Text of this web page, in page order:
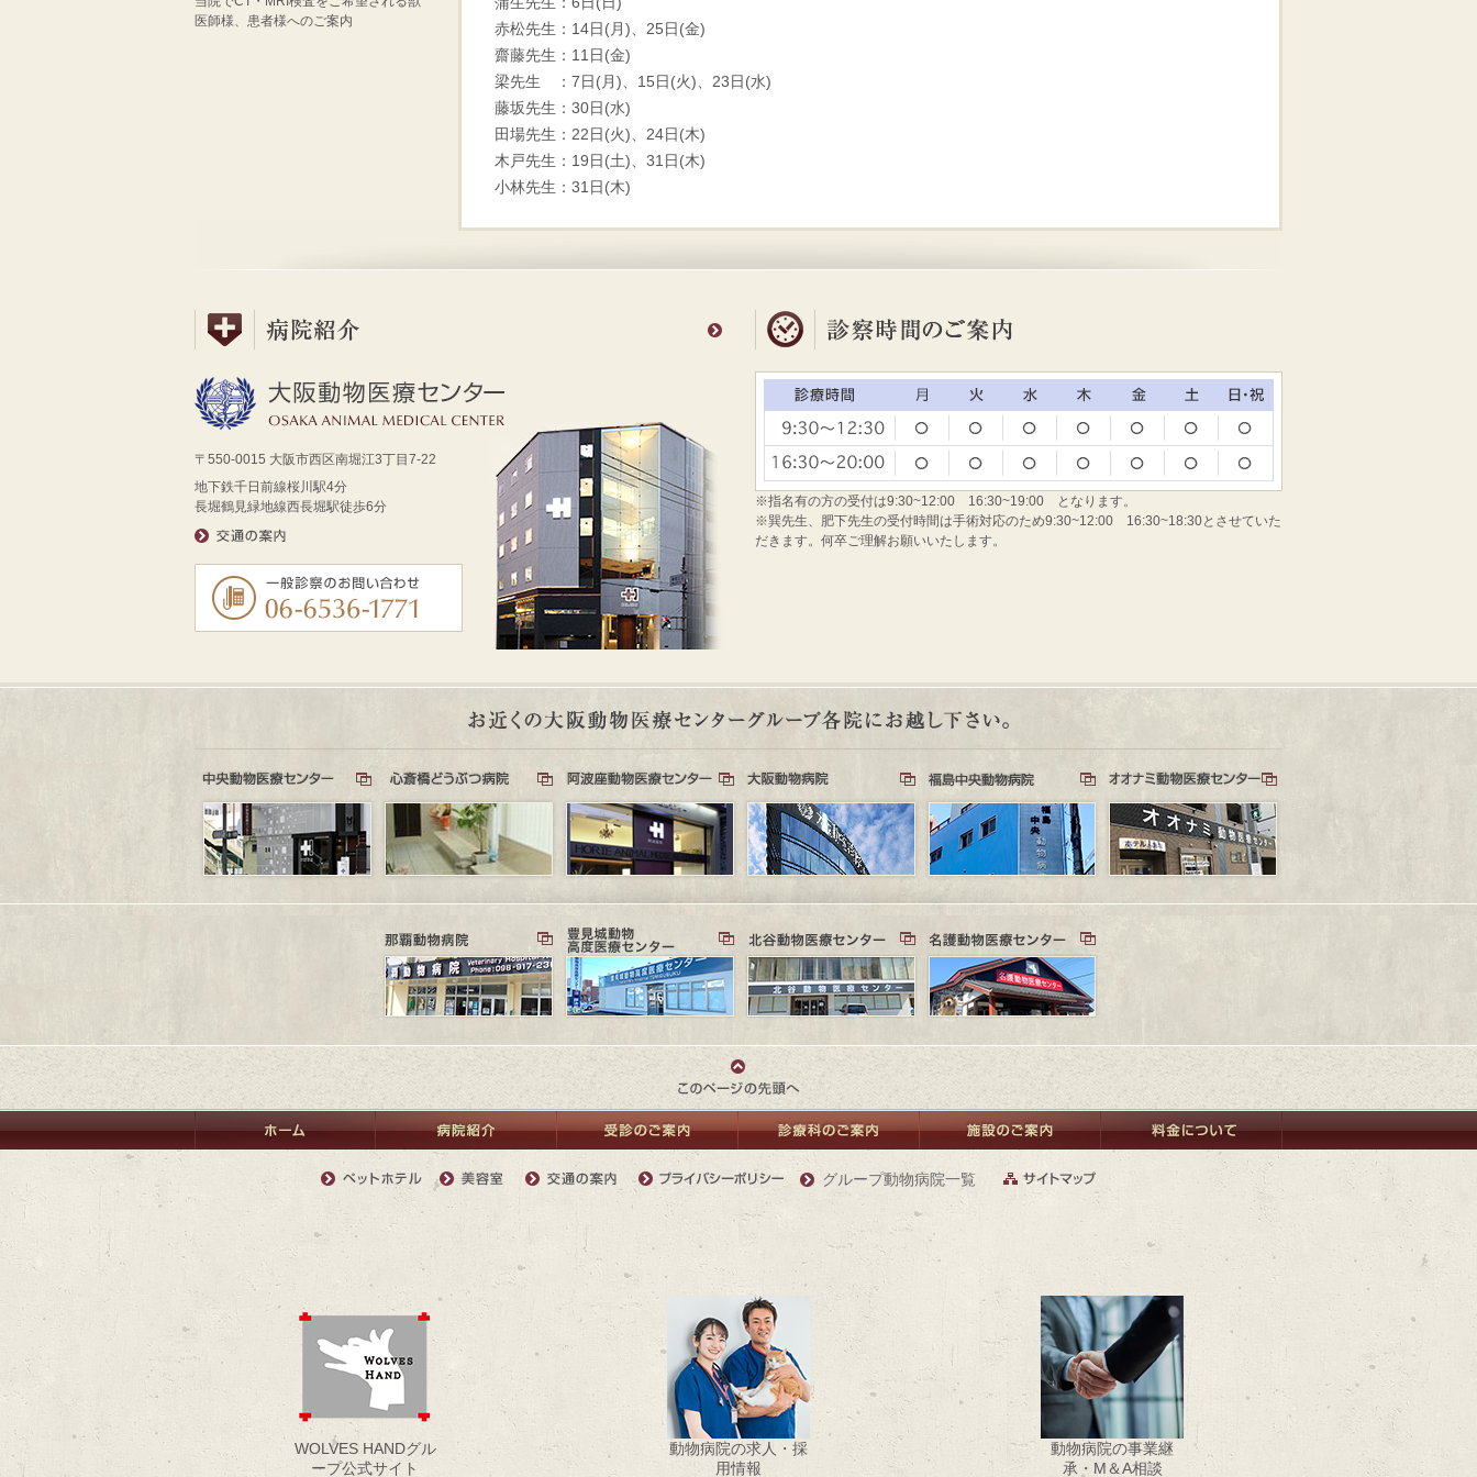
赤松先生：14日(月)、25日(金)
齋藤先生：11日(金)
梁先生 ：7日(月)、15日(火)、23日(水)
藤坂先生：30日(水)
田場先生：22日(火)、24日(木)
木戸先生：19日(土)、31日(木)
小林先生：31日(木)
医師様、患者様へのご案内
〒550-0015 大阪市西区南堀江3丁目7-22
地下鉄千日前線桜川駅4分
長堀鶴見緑地線西長堀駅徒歩6分
※指名有の方の受付は9:30~12:00 16:30~19:00 となります。
※巽先生、肥下先生の受付時間は手術対応のため9:30~12:00 16:30~18:30とさせていた
だきます。何卒ご理解お願いいたします。
グループ動物病院一覧
WOLVES HANDグル
ープ公式サイト
動物病院の求人・採
用情報
動物病院の事業継
承・M＆A相談